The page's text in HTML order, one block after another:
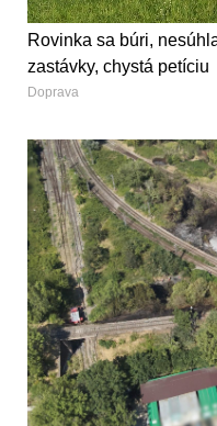
Rovinka sa búri,
zastávky, chystá petíciu
Doprava